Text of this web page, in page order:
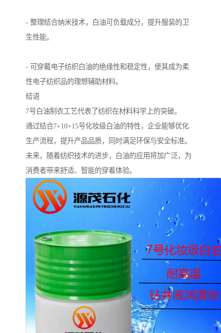
- 整理结合纳米技术，白油可负载成分，提升服装的卫
生性能。
- 可穿戴电子纺织白油的绝缘性和稳定性，使其成为柔
性电子纺织品的理想辅助材料。
结语
7号白油制衣工艺代表了纺织在材料科学上的突破。
通过结合7+10+15号化妆级白油的特性，企业能够优化
生产流程，提升产品品质，同时满足环保与安全标准。
未来，随着纺织技术的进步，白油的应用将加广泛，为
消费者带来舒适、智能的穿着体验。